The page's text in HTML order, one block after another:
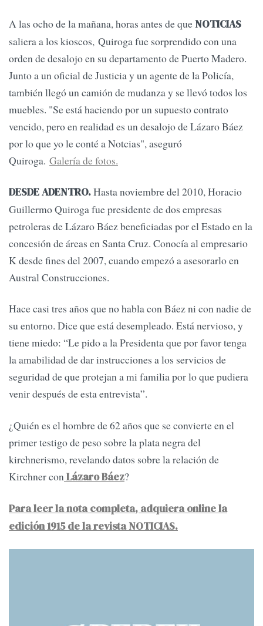
A las ocho de la mañana, horas antes de queNOTICIAS
saliera a los kioscos, Quiroga fue sorprendido con una
orden de desalojo en su departamento de Puerto Madero.
Junto a un oficial de Justicia y un agente de la Policía,
también llegó un camión de mudanza y se llevó todos los
muebles. "Se está haciendo por un supuesto contrato
vencido, pero en realidad es un desalojo de Lázaro Báez
por lo que yo le conté a Notcias", aseguró
Quiroga. Galería de fotos.
DESDE ADENTRO.Hasta noviembre del 2010, Horacio
Guillermo Quiroga fue presidente de dos empresas
petroleras de Lázaro Báez beneficiadas por el Estado en la
concesión de áreas en Santa Cruz. Conocía al empresario
K desde fines del 2007, cuando empezó a asesorarlo en
Austral Construcciones.
Hace casi tres años que no habla con Báez ni con nadie de
su entorno. Dice que está desempleado. Está nervioso, y
tiene miedo: “Le pido a la Presidenta que por favor tenga
la amabilidad de dar instrucciones a los servicios de
seguridad de que protejan a mi familia por lo que pudiera
venir después de esta entrevista”.
¿Quién es el hombre de 62 años que se convierte en el
primer testigo de peso sobre la plata negra del
kirchnerismo, revelando datos sobre la relación de
Kirchner con Lázaro Báez?
Para leer la nota completa, adquiera online la
edición 1915 de la revista NOTICIAS.